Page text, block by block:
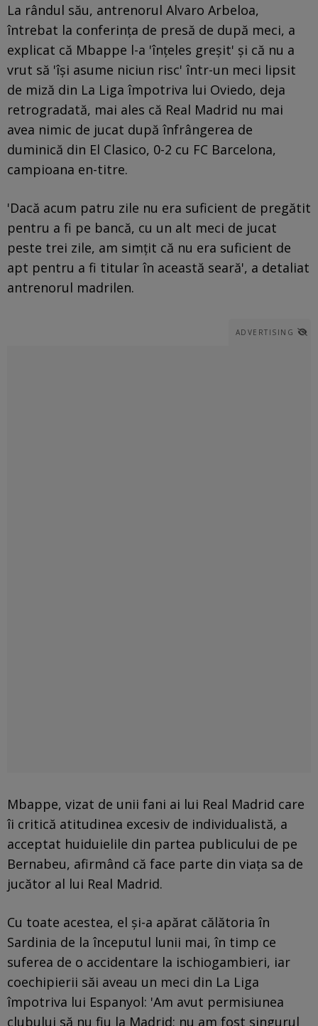
La rândul său, antrenorul Alvaro Arbeloa,
întrebat la conferința de presă de după meci, a
explicat că Mbappe l-a 'înțeles greșit' și că nu a
vrut să 'își asume niciun risc' într-un meci lipsit
de miză din La Liga împotriva lui Oviedo, deja
retrogradată, mai ales că Real Madrid nu mai
avea nimic de jucat după înfrângerea de
duminică din El Clasico, 0-2 cu FC Barcelona,
campioana en-titre.
'Dacă acum patru zile nu era suficient de pregătit
pentru a fi pe bancă, cu un alt meci de jucat
peste trei zile, am simțit că nu era suficient de
apt pentru a fi titular în această seară', a detaliat
antrenorul madrilen.
ADVERTISING
Mbappe, vizat de unii fani ai lui Real Madrid care
îi critică atitudinea excesiv de individualistă, a
acceptat huiduielile din partea publicului de pe
Bernabeu, afirmând că face parte din viața sa de
jucător al lui Real Madrid.
Cu toate acestea, el și-a apărat călătoria în
Sardinia de la începutul lunii mai, în timp ce
suferea de o accidentare la ischiogambieri, iar
coechipierii săi aveau un meci din La Liga
împotriva lui Espanyol: 'Am avut permisiunea
clubului să nu fiu la Madrid; nu am fost singurul